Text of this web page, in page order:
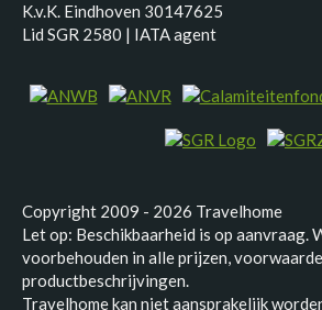
K.v.K. Eindhoven 30147625
Lid SGR 2580 | IATA agent
Copyright 2009 - 2026 Travelhome
Let op: Beschikbaarheid is op aanvraag.
voorbehouden in alle prijzen,
productbeschrijvingen.
Travelhome kan niet aansprakelijk